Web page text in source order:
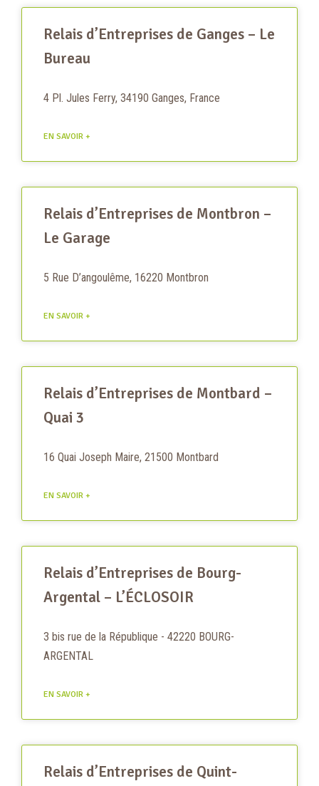
Relais d’Entreprises de Ganges – Le
Bureau
4 Pl. Jules Ferry, 34190 Ganges, France
EN SAVOIR +
Relais d’Entreprises de Montbron –
Le Garage
5 Rue D’angoulême, 16220 Montbron
EN SAVOIR +
Relais d’Entreprises de Montbard –
Quai 3
16 Quai Joseph Maire, 21500 Montbard
EN SAVOIR +
Relais d’Entreprises de Bourg-
Argental – L’ÉCLOSOIR
3 bis rue de la République - 42220 BOURG-
ARGENTAL
EN SAVOIR +
Relais d’Entreprises de Quint-